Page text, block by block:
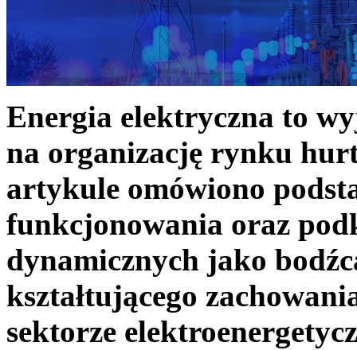
Energia elektryczna to
na organizację rynku
artykule omówiono
funkcjonowania oraz
dynamicznych jako
kształtującego
sektorze